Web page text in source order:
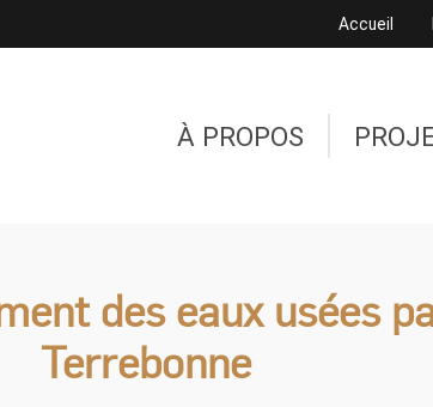
Accueil
À PROPOS
des eaux usées
Terrebonne